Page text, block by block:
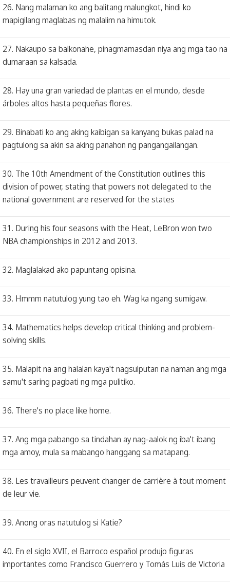
26. Nang malaman ko ang balitang malungkot, hindi ko
mapigilang maglabas ng malalim na himutok.
27. Nakaupo sa balkonahe, pinagmamasdan niya ang mga tao na
dumaraan sa kalsada.
28. Hay una gran variedad de plantas en el mundo, desde
árboles altos hasta pequeñas flores.
29. Binabati ko ang aking kaibigan sa kanyang bukas palad na
pagtulong sa akin sa aking panahon ng pangangailangan.
30. The 10th Amendment of the Constitution outlines this
division of power, stating that powers not delegated to the
national government are reserved for the states
31. During his four seasons with the Heat, LeBron won two
NBA championships in 2012 and 2013.
32. Maglalakad ako papuntang opisina.
33. Hmmm natutulog yung tao eh. Wag ka ngang sumigaw.
34. Mathematics helps develop critical thinking and problem-
solving skills.
35. Malapit na ang halalan kaya't nagsulputan na naman ang mga
samu't saring pagbati ng mga pulitiko.
36. There's no place like home.
37. Ang mga pabango sa tindahan ay nag-aalok ng iba't ibang
mga amoy, mula sa mabango hanggang sa matapang.
38. Les travailleurs peuvent changer de carrière à tout moment
de leur vie.
39. Anong oras natutulog si Katie?
40. En el siglo XVII, el Barroco español produjo figuras
importantes como Francisco Guerrero y Tomás Luis de Victoria